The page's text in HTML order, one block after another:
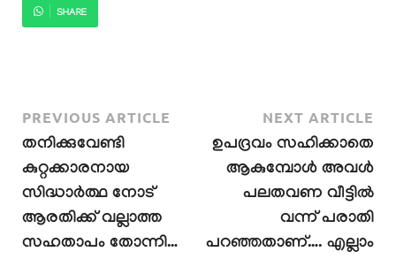
SHARE
PREVIOUS ARTICLE
തനിക്കുവേണ്ടി
കുറ്റക്കാരനായ
സിദ്ധാർത്ഥ നോട്
ആരതിക്ക് വല്ലാത്ത
സഹതാപം തോന്നി…
NEXT ARTICLE
ഉപദ്രവം സഹിക്കാതെ
ആകുമ്പോൾ അവൾ
പലതവണ വീട്ടിൽ
വന്ന് പരാതി
പറഞ്ഞതാണ്…. എല്ലാം